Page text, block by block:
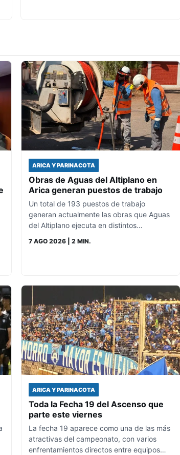
ARICA Y PARINACOTA
Obras de Aguas del Altiplano en
Arica generan puestos de trabajo
Un total de 193 puestos de trabajo
generan actualmente las obras que Aguas
del Altiplano ejecuta en distintos…
7 AGO 2026 | 2 MIN.
ARICA Y PARINACOTA
Toda la Fecha 19 del Ascenso que
parte este viernes
La fecha 19 aparece como una de las más
atractivas del campeonato, con varios
enfrentamientos directos entre equipos…